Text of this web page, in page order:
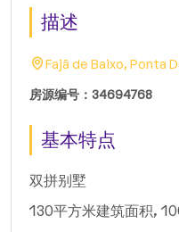
描述
Fajã de Baixo, Ponta
房源编号：34694768
基本特点
双拼别墅
130平方米建筑面积,